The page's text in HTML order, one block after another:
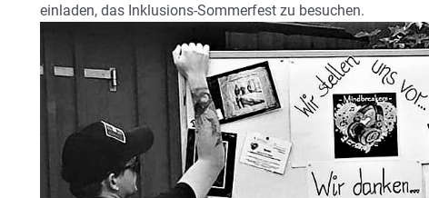
einladen, das Inklusions-Sommerfest zu besuchen.